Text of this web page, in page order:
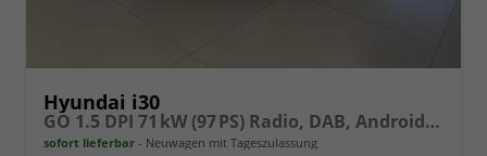
Hyundai i30
GO 1.5 DPI 71 kW (97 PS) Radio, DAB, Android Auto, Apple CarPlay, Navigationssystem, Bluetooth, Klimaanlage, Lenkradheizung, Sitzheizung, Rückfahrkamera, Einparkhilfe vorne und hinten, 16 Zoll Leichtmetallfelgen, uvm.
sofort lieferbar Neuwagen mit Tageszulassung